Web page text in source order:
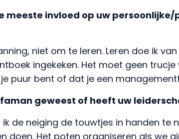
meeste invloed op uw
niet om te leren. Leren doe ik
ingekeken. Het moet geen trucje
puur bent of dat je een
geweest of heeft uw
ik de neiging de touwtjes in handen te
doen. Het poten organiseren als we